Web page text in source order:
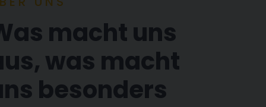
macht uns
was macht
besonders